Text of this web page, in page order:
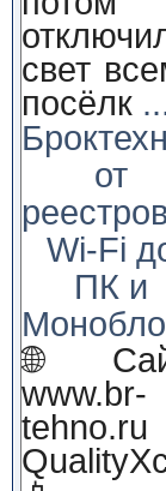
свет
посёлк
от
Wi-Fi
ПК и
🌐
www.br-
tehno.ru